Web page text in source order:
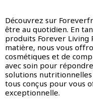
Découvrez sur
être au quotidien. En
produits Forever Living
matière, nous vous
cosmétiques et de
avec soin pour
solutions
tous conçus pour vous
exceptionnelle.